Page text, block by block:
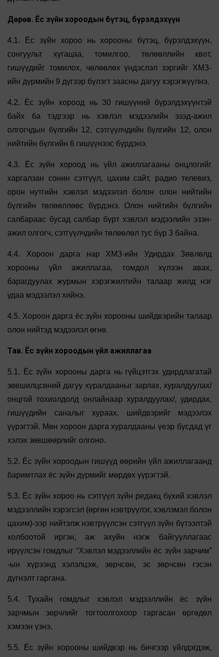
Дөрөв. Ёс зүйн хороодын бүтэц, бүрэлдэхүүн
4.1. Ёс зүйн хороо нь хорооны бүтэц, бүрэлдэхүүн,
сонгуульт хугацаа, томилгоо, төлөөллийн квот,
гишүүдийг томилох, чөлөөлөх үндэслэл зэргийг ХМЗ-
ийн дүрмийн 9 дүгээр бүлэгт заасны дагуу хэрэгжүүлнэ.
4.2. Ёс зүйн хороод нь 30 гишүүний бүрэлдэхүүнтэй
байх ба тэдгээр нь хэвлэл мэдээлийн эзэд-ажил
олгогчдын бүлгийн 12, сэтгүүлчдийн бүлгийн 12, олон
нийтийн бүлгийн 6 гишүүнээс бүрдэнэ.
4.3. Ёс зүйн хороод нь үйл ажиллагааны онцлогийг
харгалзан сонин сэтгүүл, цахим сайт, радио телевиз,
орон нутгийн хэвлэл мэдээлэл болон олон нийтийн
бүлгийн төлөөллөөс бүрдэнэ. Олон нийтийн бүлгийн
салбараас бусад салбар бүрт хэвлэл мэдээлийн эзэн-
ажил олгогч, сэтгүүлчдийн төлөөлөл тус бүр 3 байна.
4.4. Хороон дарга нар ХМЗ-ийн Удирдах Зөвлөлд
хорооны үйл ажиллагаа, гомдол хүлээн авах,
барагдуулах журмын хэрэгжилтийн талаар жилд нэг
удаа мэдээлэл хийнэ.
4.5. Хороон дарга ёс зүйн хорооны шийдвэрийн талаар
олон нийтэд мэдээлэл өгнө.
Тав. Ёс зүйн хороодын үйл ажиллагаа
5.1. Ёс зүйн хорооны дарга нь гүйцэтгэх удирдлагатай
зөвшилцсөний дагуу хуралдааныг зарлах, хуралдуулах/
онцгой тохиолдолд онлайнаар хуралдуулах/, удирдах,
гишүүдийн саналыг хураах, шийдвэрийг мэдээлэх
үүрэгтэй. Мөн хороон дарга хуралдааны үеэр бусдад үг
хэлэх зөвшөөрлийг олгоно.
5.2. Ёс зүйн хороодын гишүүд өөрийн үйл ажиллагаанд
баримтлах ёс зүйн дүрмийг мөрдөх үүрэгтэй.
5.3. Ёс зүйн хороо нь сэтгүүл зүйн редакц бүхий хэвлэл
мэдээллийн хэрэгсэл (өргөн нэвтрүүлэг, хэвлэмэл болон
цахим)-ээр нийтэлж нэвтрүүлсэн сэтгүүл зүйн бүтээлтэй
холбоотой иргэн, аж ахуйн нэгж байгууллагаас
ирүүлсэн гомдлыг “Хэвлэл мэдээллийн ёс зүйн зарчим”
-ын хүрээнд хэлэлцэж, зөрчсөн, эс зөрчсөн гэсэн
дүгнэлт гаргана.
5.4. Тухайн гомдлыг хэвлэл мэдээллийн ёс зүйн
зарчмын зөрчлийг тогтоолгохоор гаргасан өргөдөл
хэмээн үзнэ.
5.5. Ёс зүйн хорооны шийдвэр нь бичгээр үйлдэгдэж,